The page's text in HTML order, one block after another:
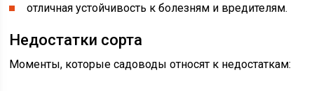
отличная устойчивость к болезням и вредителям.
Недостатки сорта
Моменты, которые садоводы относят к недостаткам: